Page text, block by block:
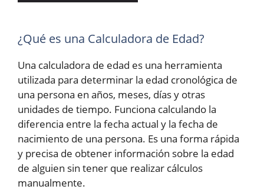
¿Qué es una Calculadora de Edad?
Una calculadora de edad es una herramienta
utilizada para determinar la edad cronológica de
una persona en años, meses, días y otras
unidades de tiempo. Funciona calculando la
diferencia entre la fecha actual y la fecha de
nacimiento de una persona. Es una forma rápida
y precisa de obtener información sobre la edad
de alguien sin tener que realizar cálculos
manualmente.